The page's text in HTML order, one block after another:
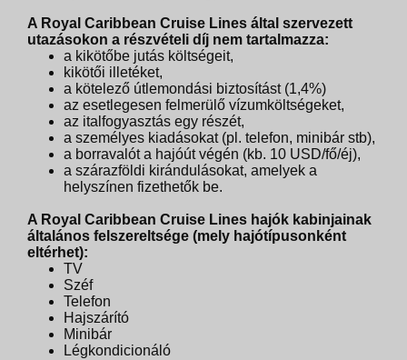
A Royal Caribbean Cruise Lines által szervezett
utazásokon a részvételi díj nem tartalmazza:
a kikötőbe jutás költségeit,
kikötői illetéket,
a kötelező útlemondási biztosítást (1,4%)
az esetlegesen felmerülő vízumköltségeket,
az italfogyasztás egy részét,
a személyes kiadásokat (pl. telefon, minibár stb),
a borravalót a hajóút végén (kb. 10 USD/fő/éj),
a szárazföldi kirándulásokat, amelyek a
helyszínen fizethetők be.
A Royal Caribbean Cruise Lines hajók kabinjainak
általános felszereltsége (mely hajótípusonként
eltérhet):
TV
Széf
Telefon
Hajszárító
Minibár
Légkondicionáló